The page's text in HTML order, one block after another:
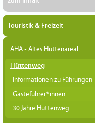
Touristik & Freizeit
AHA - Altes Hüttenareal
Hüttenweg
Informationen zu Führungen
Gästeführer*innen
30 Jahre Hüttenweg